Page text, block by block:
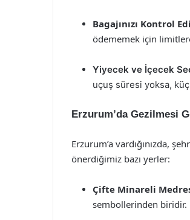
Bagajınızı Kontrol
ödememek için
Yiyecek ve İçecek
uçuş süresi yoksa,
Erzurum’da Gezilmesi
Erzurum’a vardığınızda,
önerdiğimiz bazı yerler:
Çifte Minareli
sembollerinden biridir.